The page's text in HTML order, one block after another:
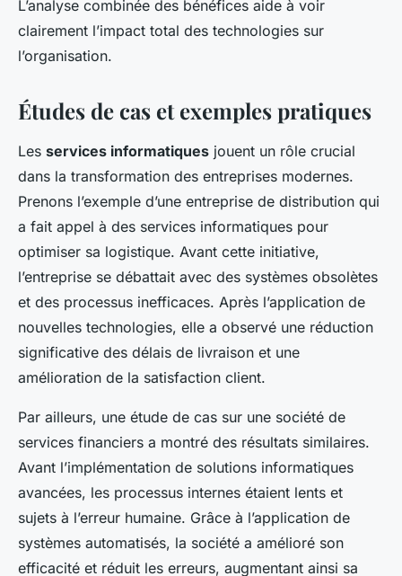
L’analyse combinée des bénéfices aide à voir
clairement l’impact total des technologies sur
l’organisation.
Études de cas et exemples pratiques
Les services informatiques jouent un rôle crucial
dans la transformation des entreprises modernes.
Prenons l’exemple d’une entreprise de distribution qui
a fait appel à des services informatiques pour
optimiser sa logistique. Avant cette initiative,
l’entreprise se débattait avec des systèmes obsolètes
et des processus inefficaces. Après l’application de
nouvelles technologies, elle a observé une réduction
significative des délais de livraison et une
amélioration de la satisfaction client.
Par ailleurs, une étude de cas sur une société de
services financiers a montré des résultats similaires.
Avant l’implémentation de solutions informatiques
avancées, les processus internes étaient lents et
sujets à l’erreur humaine. Grâce à l’application de
systèmes automatisés, la société a amélioré son
efficacité et réduit les erreurs, augmentant ainsi sa